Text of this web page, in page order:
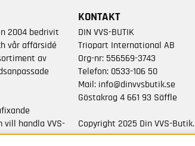
2004 bedrivit
vår affärsidé
av
vill handla VVS-
KONTAKT
DIN VVS-BUTIK
Triopart International AB
Org-nr: 556569-3743
Telefon: 0533-106 50
Mail: info@dinvvsbutik.se
Göstakrog 4 661 93 Säffle
Copyright 2025 Din VVS-Butik.
All rights reserved.